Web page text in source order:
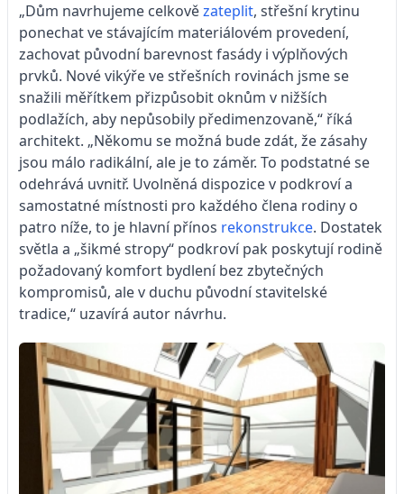
„Dům navrhujeme celkovězateplit, střešní krytinu
ponechat ve stávajícím materiálovém provedení,
zachovat původní barevnost fasády i výplňových
prvků. Nové vikýře ve střešních rovinách jsme se
snažili měřítkem přizpůsobit oknům v nižších
podlažích, aby nepůsobily předimenzovaně,“ říká
architekt. „Někomu se možná bude zdát, že zásahy
jsou málo radikální, ale je to záměr. To podstatné se
odehrává uvnitř. Uvolněná dispozice v podkroví a
samostatné místnosti pro každého člena rodiny o
patro níže, to je hlavní přínos rekonstrukce. Dostatek
světla a „šikmé stropy“ podkroví pak poskytují rodině
požadovaný komfort bydlení bez zbytečných
kompromisů, ale v duchu původní stavitelské
tradice,“ uzavírá autor návrhu.